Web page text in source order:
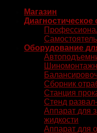
Магазин
Оборудование
Сборник
Станция
Стенд
Аппарат для
жидкости
Аппарат для